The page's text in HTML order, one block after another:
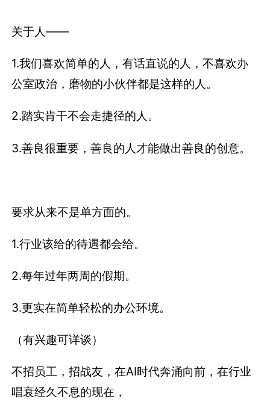
关于人——
1.我们喜欢简单的人，有话直说的人，不喜欢办
公室政治，磨物的小伙伴都是这样的人。
2.踏实肯干不会走捷径的人。
3.善良很重要，善良的人才能做出善良的创意。
要求从来不是单方面的。
1.行业该给的待遇都会给。
2.每年过年两周的假期。
3.更实在简单轻松的办公环境。
（有兴趣可详谈）
不招员工，招战友，在AI时代奔涌向前，在行业
唱衰经久不息的现在，